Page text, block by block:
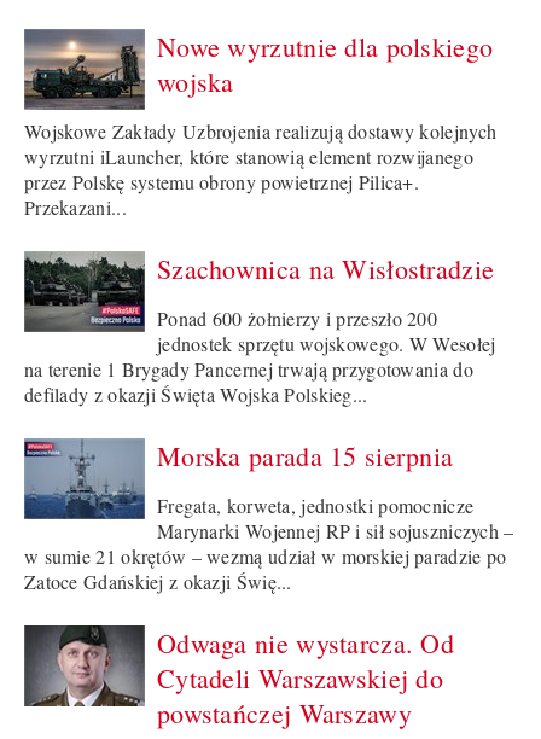
Nowe wyrzutnie dla polskiego
wojska
Wojskowe Zakłady Uzbrojenia realizują dostawy kolejnych
wyrzutni iLauncher, które stanowią element rozwijanego
przez Polskę systemu obrony powietrznej Pilica+.
Przekazani...
Szachownica na Wisłostradzie
Ponad 600 żołnierzy i przeszło 200
jednostek sprzętu wojskowego. W Wesołej
na terenie 1 Brygady Pancernej trwają przygotowania do
defilady z okazji Święta Wojska Polskieg...
Morska parada 15 sierpnia
Fregata, korweta, jednostki pomocnicze
Marynarki Wojennej RP i sił sojuszniczych –
w sumie 21 okrętów – wezmą udział w morskiej paradzie po
Zatoce Gdańskiej z okazji Świę...
Odwaga nie wystarcza. Od
Cytadeli Warszawskiej do
powstańczej Warszawy